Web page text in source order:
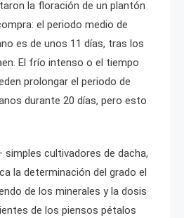
la floración de un plantón
el periodo medio de
es de unos 11 días, tras los
El frío intenso o el tiempo
prolongar el periodo de
durante 20 días, pero esto
cultivadores de dacha,
la determinación del grado el
de los minerales y la dosis
de los piensos pétalos